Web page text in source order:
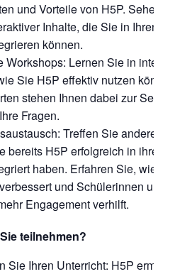
und Vorteile von H5P. Sehen Sie
Inhalte, die Sie in Ihren
können.
Workshops: Lernen Sie in
Sie H5P effektiv nutzen können.
stehen Ihnen dabei zur Seite und
Fragen.
Treffen Sie andere
bereits H5P erfolgreich in ihren
haben. Erfahren Sie, wie H5P
und Schülerinnen und
Engagement verhilft.
teilnehmen?
Sie Ihren Unterricht: H5P ermöglicht